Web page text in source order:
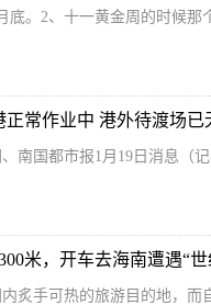
底。2、十一黄金周的时候那
常作业中 港外待渡场已
南国都市报1月19日消息（
米，开车去海南遭遇“
炙手可热的旅游目的地，而